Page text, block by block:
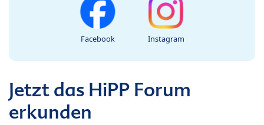
Facebook Instagram
Jetzt das HiPP Forum
erkunden